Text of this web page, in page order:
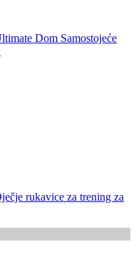
Dom Samostojeće
rukavice za trening za